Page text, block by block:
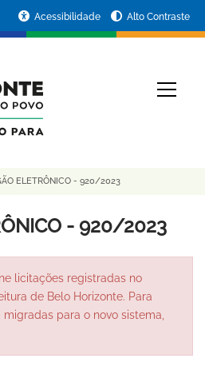
Acessibilidade Alto Contraste
ELETRÔNICO - 920/2023
- 920/2023
licitações registradas no
de Belo Horizonte. Para
para o novo sistema,